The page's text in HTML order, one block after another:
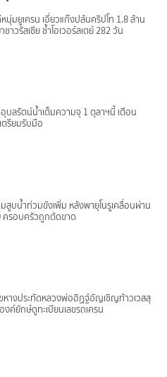
นุ่มยูเครน เอี่ยวแก๊งปล้นคริปโท 1.8 ล้าน
ชาวรัสเซีย ซ้ำโอเวอร์สเตย์ 282 วัน
บลรัตน์น้ำเต็มความจุ 1 ตุลาฯนี้ เตือน
ตรียมรับมือ
สูบน้ำท่วมขังเพิ่ม หลังพายุโนรูเคลื่อนผ่าน
ครอบครัวถูกตัดขาด
หางประทัดหลวงพ่ออิฏฐ์อัญเชิญท้าวเวสสุ
ค์ยักษ์ดูทะเบียนเลขรถเครน